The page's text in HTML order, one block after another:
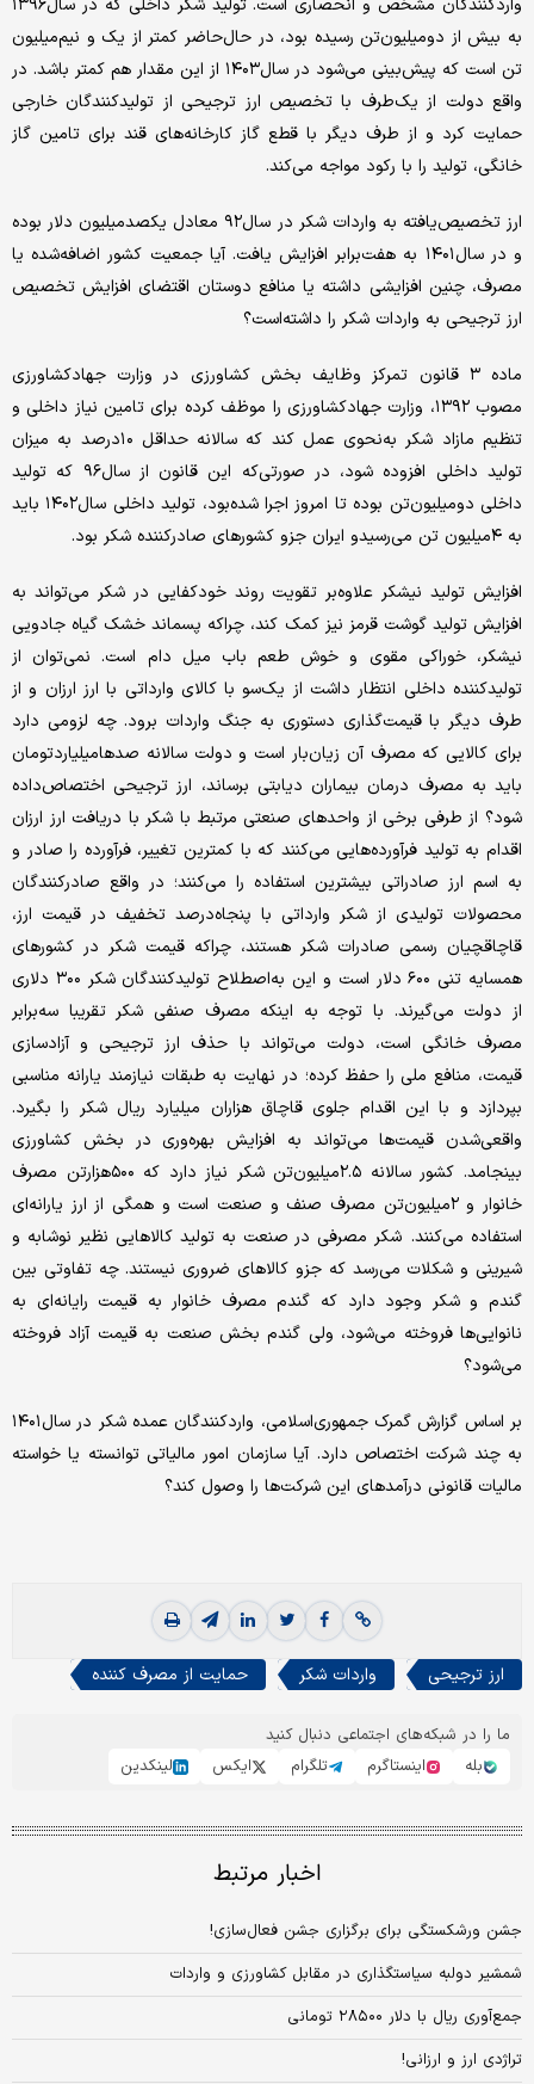
واردکنندگان مشخص و انحصاری است. تولید شکر داخلی که در سال‌۱۳۹۶
به بیش از دو‌میلیون‌تن رسیده بود، در حال‌حاضر کمتر از یک و نیم‌میلیون
‌تن است که پیش‌بینی می‌شود در سال‌۱۴۰۳ از این مقدار هم کمتر باشد. در
واقع دولت از یک‌طرف با تخصیص ارز ترجیحی از تولیدکنندگان خارجی
حمایت کرد و از طرف دیگر با قطع گاز کارخانه‌های قند برای تامین گاز
خانگی، تولید را با رکود مواجه می‌کند.
ارز تخصیص‌یافته به واردات شکر در سال‌۹۲ معادل یکصد‌میلیون دلار بوده
و در سال‌۱۴۰۱ به هفت‌برابر افزایش یافت. آیا جمعیت کشور اضافه‌شده یا
مصرف، چنین افزایشی داشته یا منافع دوستان اقتضای افزایش تخصیص
ارز ترجیحی به واردات شکر را داشته‌است؟
ماده ۳ قانون تمرکز وظایف بخش کشاورزی در وزارت جهادکشاورزی
مصوب ۱۳۹۲، وزارت جهادکشاورزی را موظف کرده برای تامین نیاز داخلی و
تنظیم مازاد شکر به‌نحوی عمل کند که سالانه حداقل ۱۰درصد به میزان
تولید داخلی افزوده شود، در صورتی‌که این قانون از سال‌۹۶ که تولید
داخلی دو‌میلیون‌تن بوده تا امروز اجرا شده‌بود، تولید داخلی سال‌۱۴۰۲ باید
به ۴‌میلیون ‌تن می‌رسید‌و ایران جزو کشورهای صادرکننده شکر بود.
افزایش تولید نیشکر علاوه‌بر تقویت روند خودکفایی در شکر می‌تواند به
افزایش تولید گوشت قرمز نیز کمک کند، چراکه پسماند خشک گیاه جادویی
نیشکر، خوراکی مقوی و خوش طعم باب میل دام است. نمی‌توان از
تولیدکننده داخلی انتظار داشت از یک‌سو با کالای وارداتی با ارز ارزان و از
طرف دیگر با قیمت‌گذاری دستوری به جنگ واردات برود. چه لزومی دارد
برای کالایی که مصرف آن زیان‌بار است و دولت سالانه صدها‌میلیارد‌تومان
باید به مصرف درمان بیماران دیابتی برساند، ارز ترجیحی اختصاص‌داده
شود؟ از طرفی برخی از واحدهای صنعتی مرتبط با شکر با دریافت ارز ارزان
اقدام به تولید فرآورده‌هایی می‌کنند که با کمترین تغییر، فرآورده را صادر و
به اسم ارز صادراتی بیشترین استفاده را می‌کنند؛ در واقع صادرکنندگان
محصولات تولیدی از شکر وارداتی با پنجاه‌درصد تخفیف در قیمت ارز،
قاچاقچیان رسمی صادرات شکر هستند، چراکه قیمت شکر در کشورهای
همسایه تنی ۶۰۰ دلار است و این به‌اصطلاح تولیدکنندگان شکر ۳۰۰ دلاری
از دولت می‌گیرند. با توجه به اینکه مصرف صنفی شکر تقریبا سه‌برابر
مصرف خانگی است، دولت می‌تواند با حذف ارز ترجیحی و آزادسازی
قیمت، منافع ملی را حفظ کرده؛ در نهایت به طبقات نیازمند یارانه مناسبی
بپردازد و با این اقدام جلوی قاچاق‌ هزاران‌ میلیارد‌ ریال شکر را بگیرد.
واقعی‌شدن قیمت‌ها می‌تواند به افزایش بهره‌‌‌‌‌‌وری در بخش کشاورزی
بینجامد. کشور سالانه ۲.۵میلیون‌تن شکر نیاز دارد که ۵۰۰‌هزار‌تن مصرف
خانوار و ۲‌میلیون‌تن مصرف صنف و صنعت است و همگی از ارز یارانه‌‌‌‌‌‌ای
استفاده می‌کنند. شکر مصرفی در صنعت به تولید کالاهایی نظیر نوشابه و
شیرینی و شکلات می‌رسد که جزو کالاهای ضروری نیستند. چه تفاوتی بین
گندم و شکر وجود دارد که گندم مصرف خانوار به قیمت رایانه‌‌‌‌‌‌ای به
نانوایی‌‌‌‌‌‌ها فروخته می‌شود، ولی گندم بخش صنعت به قیمت آزاد فروخته
می‌شود؟
بر اساس گزارش گمرک جمهوری‌اسلامی، واردکنندگان عمده شکر در سال‌۱۴۰۱
به چند شرکت اختصاص دارد. آیا سازمان امور مالیاتی توانسته یا خواسته
مالیات قانونی درآمدهای این شرکت‌ها را وصول کند؟
ارز ترجیحی واردات شکر حمایت از مصرف کننده
ما را در شبکه‌های اجتماعی دنبال کنید
بله
اینستاگرم تلگرام ایکس لینکدین
اخبار مرتبط
جشن ورشکستگی برای برگزاری جشن فعال‌‌‌سازی‌!
شمشیر دولبه سیاستگذاری در مقابل کشاورزی و واردات
جمع‌آوری ریال با دلار ۲۸۵۰۰ تومانی
تراژدی ارز و ارزانی!